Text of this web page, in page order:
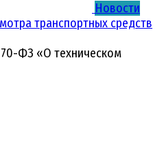
Новости
транспортных средств
ФЗ «О техническом